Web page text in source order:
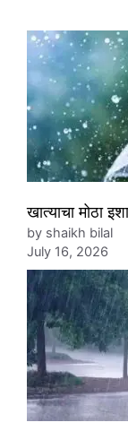
खात्याचा मोठा
by shaikh bilal
July 16, 2026